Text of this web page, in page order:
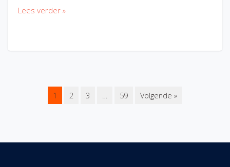
Lees verder »
1 2 3 … 59 Volgende »